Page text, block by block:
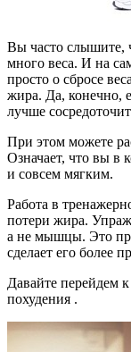
Вы часто слышите,
много веса. И на
просто о сбросе
жира. Да, конечно,
лучше
При этом можете
Означает, что вы в
и совсем мягким.
Работа в
потери жира.
а не мышцы. Это
сделает его более
Давайте перейдем
похудения .